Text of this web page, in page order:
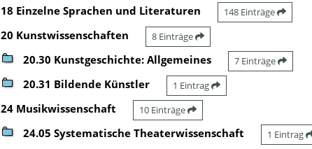
18 Einzelne Sprachen und Literaturen 148 Einträge
20 Kunstwissenschaften 8 Einträge
20.30 Kunstgeschichte: Allgemeines 7 Einträge
20.31 Bildende Künstler 1 Eintrag
24 Musikwissenschaft 10 Einträge
24.05 Systematische Theaterwissenschaft 1 Eintrag